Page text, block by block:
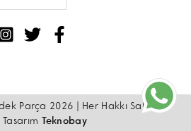
Parça 2026 | Her Hakkı Saklıdır.
Teknobay